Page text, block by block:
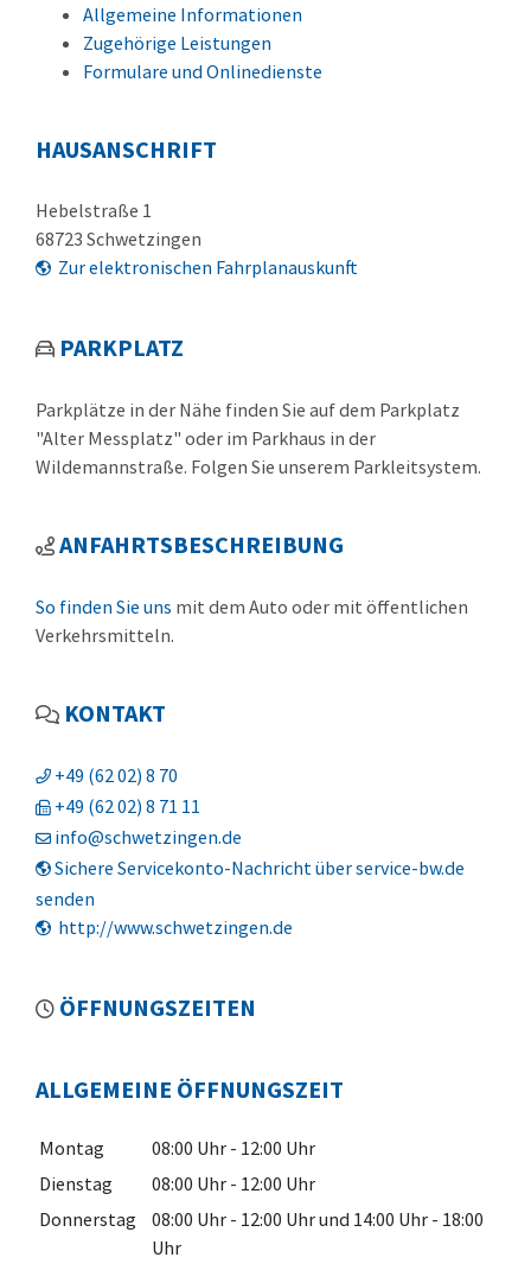
Allgemeine Informationen
Zugehörige Leistungen
Formulare und Onlinedienste
HAUSANSCHRIFT
Hebelstraße 1
68723 Schwetzingen
Zur elektronischen Fahrplanauskunft
PARKPLATZ
Parkplätze in der Nähe finden Sie auf dem Parkplatz
"Alter Messplatz" oder im Parkhaus in der
Wildemannstraße. Folgen Sie unserem Parkleitsystem.
ANFAHRTSBESCHREIBUNG
So finden Sie uns mit dem Auto oder mit öffentlichen
Verkehrsmitteln.
KONTAKT
+49 (6202) 8 70
+49 (6202) 8 71 11
info@schwetzingen.de
Sichere Servicekonto-Nachricht über service-bw.de
senden
http://www.schwetzingen.de
ÖFFNUNGSZEITEN
ALLGEMEINE ÖFFNUNGSZEIT
Montag 08:00 Uhr - 12:00 Uhr
Dienstag
08:00 Uhr - 12:00 Uhr
Donnerstag
08:00 Uhr - 12:00 Uhrund 14:00 Uhr - 18:00
Uhr